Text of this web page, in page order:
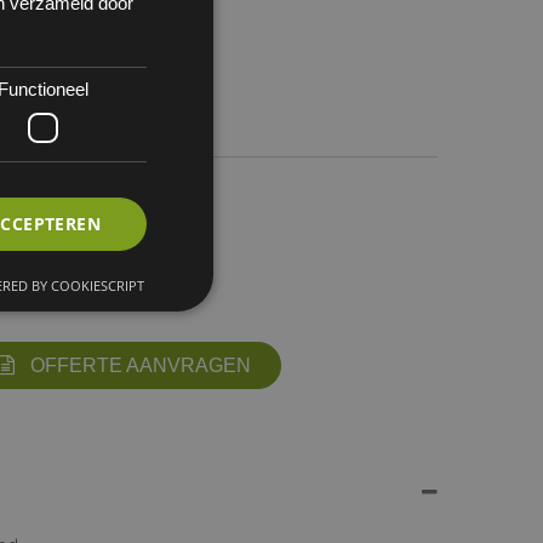
OFFERTE AANVRAGEN
Functioneel
BY COOKIESCRIPT